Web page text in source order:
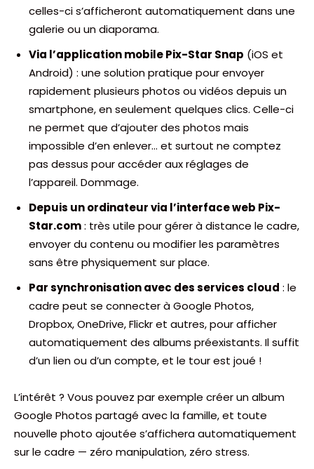
celles-ci s’afficheront automatiquement dans une
galerie ou un diaporama.
Via l’application mobile Pix-Star Snap (iOS et
Android) : une solution pratique pour envoyer
rapidement plusieurs photos ou vidéos depuis un
smartphone, en seulement quelques clics. Celle-ci
ne permet que d’ajouter des photos mais
impossible d’en enlever… et surtout ne comptez
pas dessus pour accéder aux réglages de
l’appareil. Dommage.
Depuis un ordinateur via l’interface web Pix-
Star.com: très utile pour gérer à distance le cadre,
envoyer du contenu ou modifier les paramètres
sans être physiquement sur place.
Par synchronisation avec des services cloud : le
cadre peut se connecter à Google Photos,
Dropbox, OneDrive, Flickr et autres, pour afficher
automatiquement des albums préexistants. Il suffit
d’un lien ou d’un compte, et le tour est joué !
L’intérêt ? Vous pouvez par exemple créer un album
Google Photos partagé avec la famille, et toute
nouvelle photo ajoutée s’affichera automatiquement
sur le cadre — zéro manipulation, zéro stress.